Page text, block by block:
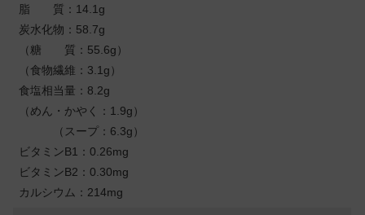
脂 質：14.1g
炭水化物：58.7g
（糖 質：55.6g）
（食物繊維：3.1g）
食塩相当量：8.2g
（めん・かやく：1.9g）
（スープ：6.3g）
ビタミンB1：0.26mg
ビタミンB2：0.30mg
カルシウム：214mg